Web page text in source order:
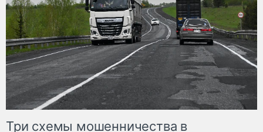
Три схемы мошенничества в